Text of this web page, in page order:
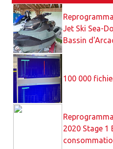
Jet Ski Sea-
Bassin
100 000
2020 Stage 1